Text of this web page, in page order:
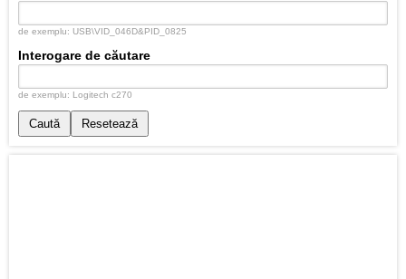
de exemplu: USB\VID_046D&PID_0825
Interogare de căutare
de exemplu: Logitech c270
Caută Resetează